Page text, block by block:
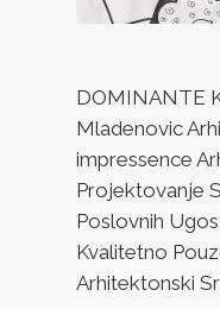
DOMINANTE
Mladenovic
impressence
Projektovanje
Poslovnih
Kvalitetno
Arhitektonski